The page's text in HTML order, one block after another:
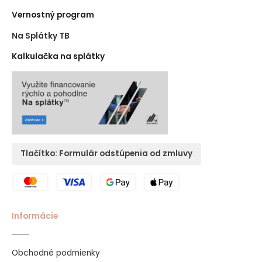
Vernostný program
Na Splátky TB
Kalkulačka na splátky
Tlačítko: Formulár odstúpenia od zmluvy
Informácie
Obchodné podmienky